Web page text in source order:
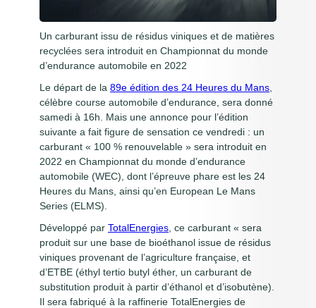
Un carburant issu de résidus viniques et de matières
recyclées sera introduit en Championnat du monde
d’endurance automobile en 2022
Le départ de la 89e édition des 24 Heures du Mans
célèbre course automobile d’endurance, sera donné
samedi à 16h. Mais une annonce pour l’édition
suivante a fait figure de sensation ce vendredi : un
carburant « 100 % renouvelable » sera introduit en
2022 en Championnat du monde d’endurance
automobile (WEC), dont l’épreuve phare est les 24
Heures du Mans, ainsi qu’en European Le Mans
Series (ELMS).
Développé par TotalEnergies , ce carburant « sera
produit sur une base de bioéthanol issue de résidus
viniques provenant de l’agriculture française, et
d’ETBE (éthyl tertio butyl éther, un carburant de
substitution produit à partir d’éthanol et d’isobutène).
Il sera fabriqué à la raffinerie TotalEnergies de